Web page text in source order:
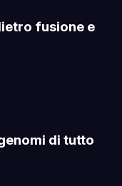
fusione e
di tutto